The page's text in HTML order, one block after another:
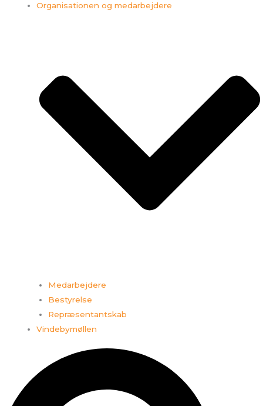
Organisationen og medarbejdere
Medarbejdere
Bestyrelse
Repræsentantskab
Vindebymøllen